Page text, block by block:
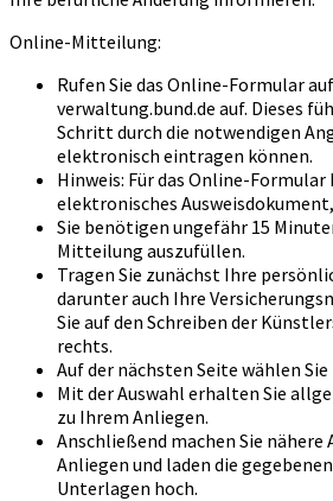
Online-Mitteilung:
Rufen Sie das Online-Formular
verwaltung.bund.de auf. Dieses
Schritt durch die notwendigen
elektronisch eintragen können.
Hinweis: Für das Online-
elektronisches
Sie benötigen ungefähr 15
Mitteilung auszufüllen.
Tragen Sie zunächst Ihre
darunter auch Ihre
Sie auf den Schreiben der
rechts.
Auf der nächsten Seite wählen
Mit der Auswahl erhalten Sie
zu Ihrem Anliegen.
Anschließend machen Sie nähere
Anliegen und laden die
Unterlagen hoch.